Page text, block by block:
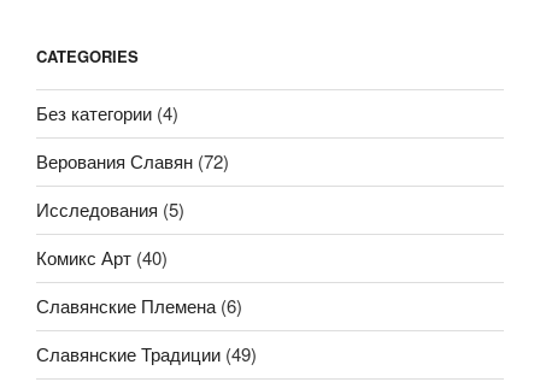
CATEGORIES
Без категории (4)
Верования Славян (72)
Исследования (5)
Комикс Арт (40)
Славянские Племена (6)
Славянские Традиции (49)